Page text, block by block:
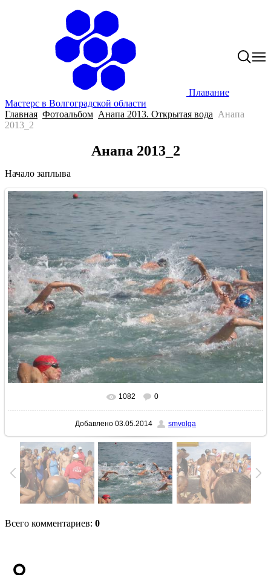
Плавание
Мастерс в Волгоградской области
Главная Фотоальбом Анапа 2013. Открытая вода Анапа
2013_2
Анапа 2013_2
Начало заплыва
В реальном размере 1600x1200
1082 0
Добавлено 03.05.2014 smvolga
Всего комментариев: 0